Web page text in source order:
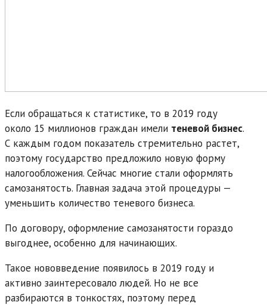
Если обращаться к статистике, то в 2019 году
около 15 миллионов граждан имели теневой бизнес.
С каждым годом показатель стремительно растет,
поэтому государство предложило новую форму
налогообложения. Сейчас многие стали оформлять
самозанятость. Главная задача этой процедуры —
уменьшить количество теневого бизнеса.
По договору, оформление самозанятости гораздо
выгоднее, особенно для начинающих.
Такое нововведение появилось в 2019 году и
активно заинтересовало людей. Но не все
разбираются в тонкостях, поэтому перед